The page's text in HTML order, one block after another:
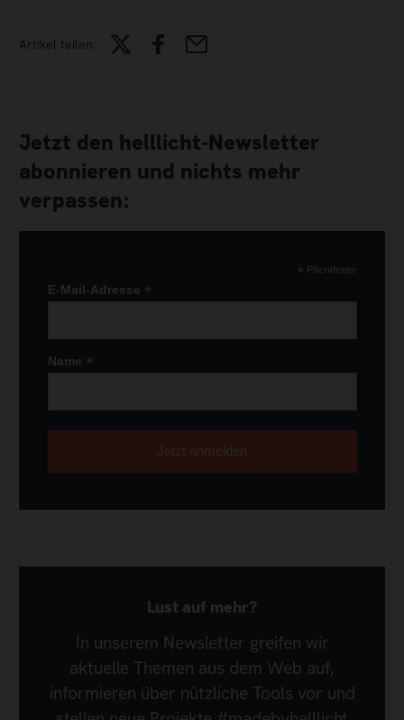
Artikel teilen:
Jetzt den helllicht-Newsletter
abonnieren und nichts mehr
verpassen:
* Pflichtfelder
E-Mail-Adresse *
Name *
Lust auf mehr?
In unserem Newsletter greifen wir
aktuelle Themen aus dem Web auf,
informieren über nützliche Tools vor und